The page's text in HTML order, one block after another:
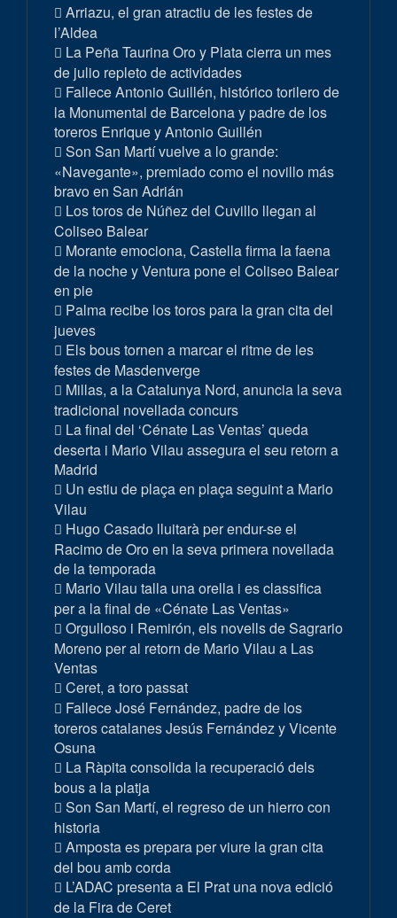
Arriazu, el gran atractiu de les festes de
l’Aldea
La Peña Taurina Oro y Plata cierra un mes
de julio repleto de actividades
Fallece Antonio Guillén, histórico torilero de
la Monumental de Barcelona y padre de los
toreros Enrique y Antonio Guillén
Son San Martí vuelve a lo grande:
«Navegante», premiado como el novillo más
bravo en San Adrián
Los toros de Núñez del Cuvillo llegan al
Coliseo Balear
Morante emociona, Castella firma la faena
de la noche y Ventura pone el Coliseo Balear
en pie
Palma recibe los toros para la gran cita del
jueves
Els bous tornen a marcar el ritme de les
festes de Masdenverge
Millas, a la Catalunya Nord, anuncia la seva
tradicional novellada concurs
La final del ‘Cénate Las Ventas’ queda
deserta i Mario Vilau assegura el seu retorn a
Madrid
Un estiu de plaça en plaça seguint a Mario
Vilau
Hugo Casado lluitarà per endur-se el
Racimo de Oro en la seva primera novellada
de la temporada
Mario Vilau talla una orella i es classifica
per a la final de «Cénate Las Ventas»
Orgulloso i Remirón, els novells de Sagrario
Moreno per al retorn de Mario Vilau a Las
Ventas
Ceret, a toro passat
Fallece José Fernández, padre de los
toreros catalanes Jesús Fernández y Vicente
Osuna
La Ràpita consolida la recuperació dels
bous a la platja
Son San Martí, el regreso de un hierro con
historia
Amposta es prepara per viure la gran cita
del bou amb corda
L’ADAC presenta a El Prat una nova edició
de la Fira de Ceret